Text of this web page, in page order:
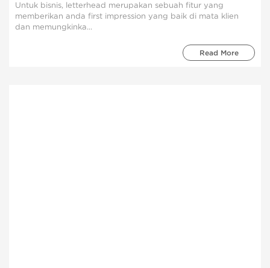
Untuk bisnis, letterhead merupakan sebuah fitur yang
memberikan anda first impression yang baik di mata klien
dan memungkinka...
Read More